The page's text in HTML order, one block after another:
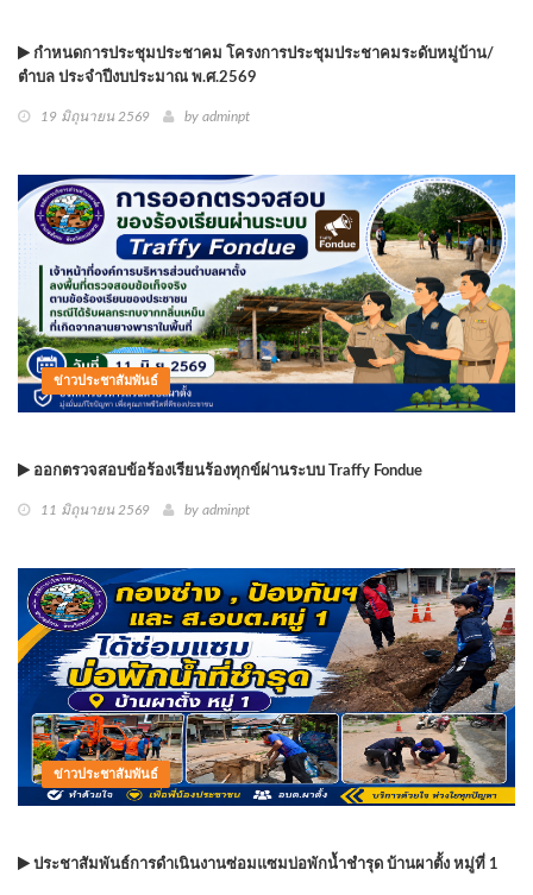
กำหนดการประชุมประชาคม โครงการประชุมประชาคมระดับหมู่บ้าน/
ตำบล ประจำปีงบประมาณ พ.ศ.2569
19 มิถุนายน 2569 by adminpt
ข่าวประชาสัมพันธ์
ออกตรวจสอบข้อร้องเรียนร้องทุกข์ผ่านระบบ Traffy Fondue
11 มิถุนายน 2569 by adminpt
ข่าวประชาสัมพันธ์
ประชาสัมพันธ์การดำเนินงานซ่อมแซมบ่อพักน้ำชำรุด บ้านผาตั้ง หมู่ที่ 1